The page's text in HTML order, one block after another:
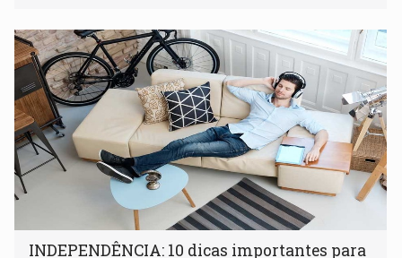
INDEPENDÊNCIA: 10 dicas importantes para